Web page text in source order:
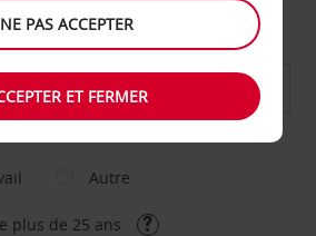
DATE DE RETOUR
Autre
plus de 25 ans
NE PAS ACCEPTER
ET FERMER